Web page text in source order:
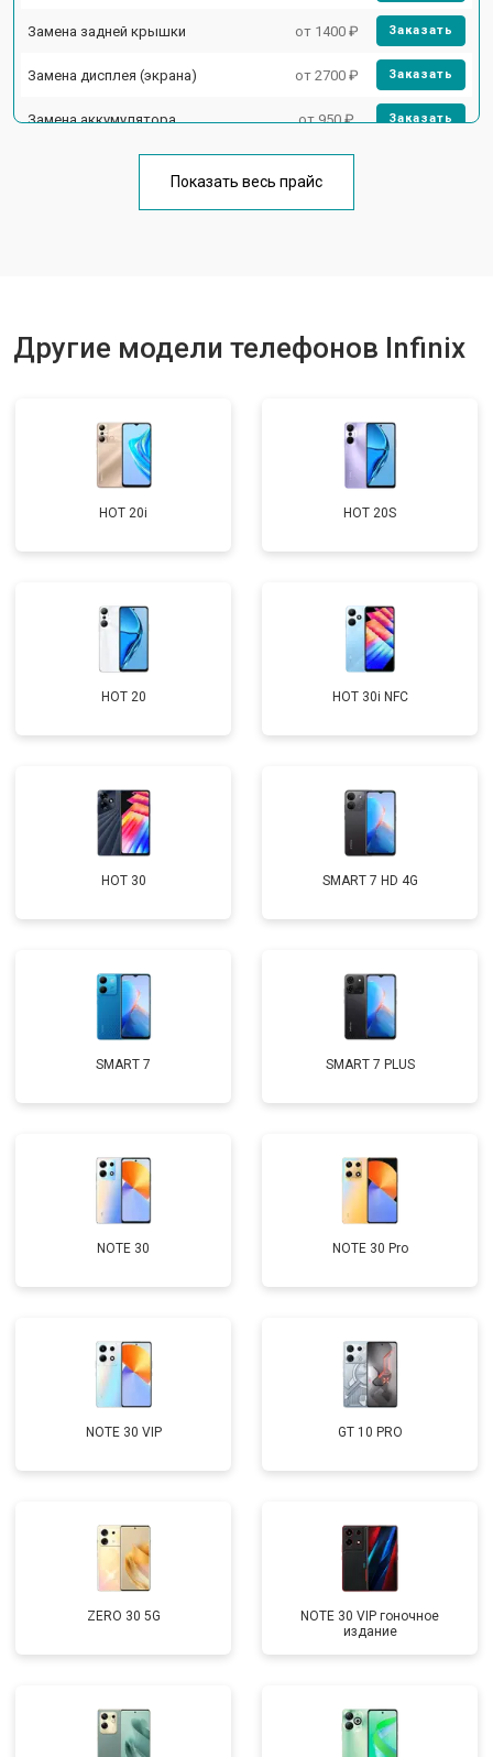
Замена задней крышки от 1400 ₽ Заказать
Замена дисплея (экрана) от 2700 ₽ Заказать
Замена аккумулятора от 950 ₽ Заказать
Ремонт цепи питания от 3200 ₽
Показать весь прайс
Другие модели телефонов Infinix
HOT 20i HOT 20S
HOT 20 HOT 30i NFC
HOT 30 SMART 7 HD 4G
SMART 7 SMART 7 PLUS
NOTE 30 NOTE 30 Pro
NOTE 30 VIP GT 10 PRO
ZERO 30 5G
NOTE 30 VIP гоночное
издание